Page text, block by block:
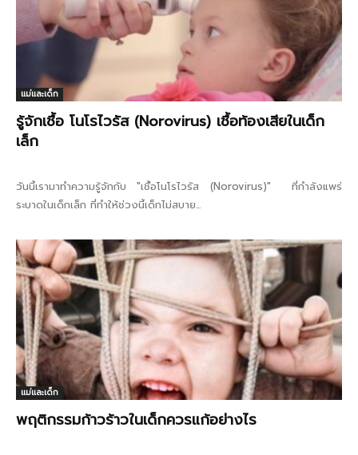
แม่และเด็ก
รู้จักเชื้อ โนโรไวรัส (Norovirus) เชื้อท้องเสียในเด็ก
เล็ก
วันนี้เรามาทำความรู้จักกับ "เชื้อโนโรไวรัส (Norovirus)" ที่กำลังแพร่
ระบาดในเด็กเล็ก ที่ทำให้ช่วงนี้เด็กไม่สบาย...
แม่และเด็ก
พฤติกรรมก้าวร้าวในเด็กควรแก้อย่างไร